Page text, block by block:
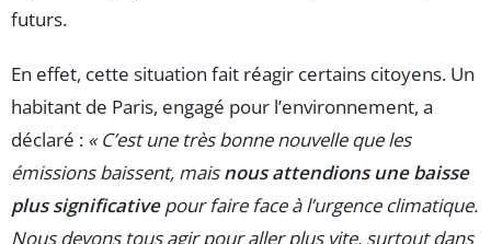
futurs.
En effet, cette situation fait réagir certains citoyens. Un
habitant de Paris, engagé pour l’environnement, a
déclaré : « C’est une très bonne nouvelle que les
émissions baissent, maisnous attendions une baisse
plus significativepour faire face à l’urgence climatique.
Nous devons tous agir pour aller plus vite, surtout dans